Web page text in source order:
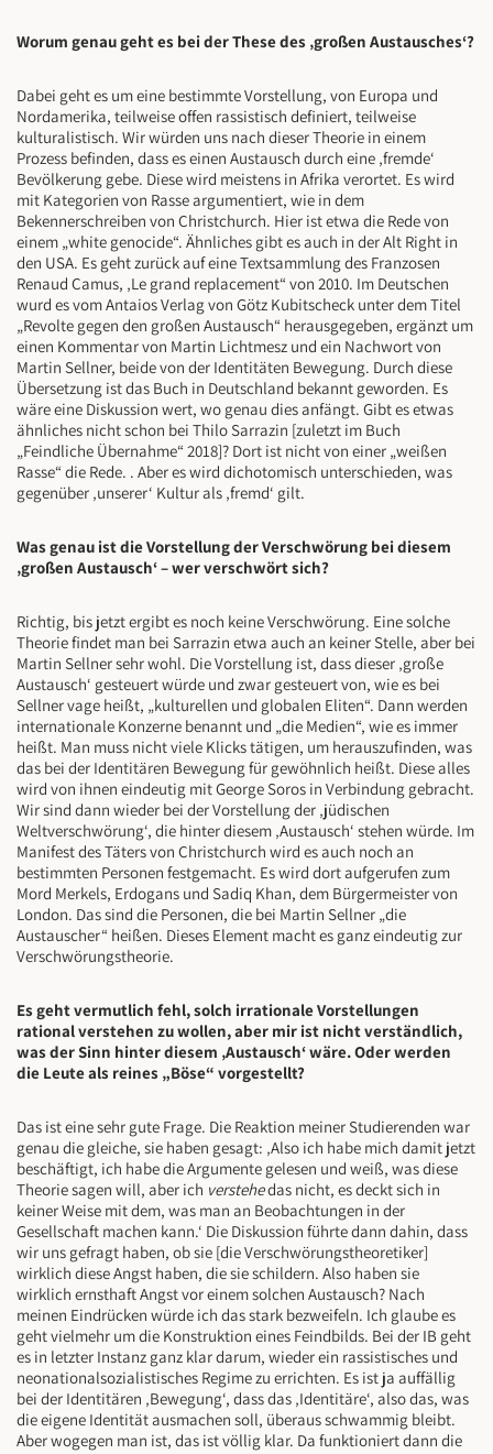
Worum genau geht es bei der These des ‚großen Austausches‘?
Dabei geht es um eine bestimmte Vorstellung, von Europa und
Nordamerika, teilweise offen rassistisch definiert, teilweise
kulturalistisch. Wir würden uns nach dieser Theorie in einem
Prozess befinden, dass es einen Austausch durch eine ‚fremde‘
Bevölkerung gebe. Diese wird meistens in Afrika verortet. Es wird
mit Kategorien von Rasse argumentiert, wie in dem
Bekennerschreiben von Christchurch. Hier ist etwa die Rede von
einem „white genocide“. Ähnliches gibt es auch in der Alt Right in
den USA. Es geht zurück auf eine Textsammlung des Franzosen
Renaud Camus, ‚Le grand replacement“ von 2010. Im Deutschen
wurd es vom Antaios Verlag von Götz Kubitscheck unter dem Titel
„Revolte gegen den großen Austausch“ herausgegeben, ergänzt um
einen Kommentar von Martin Lichtmesz und ein Nachwort von
Martin Sellner, beide von der Identitäten Bewegung. Durch diese
Übersetzung ist das Buch in Deutschland bekannt geworden. Es
wäre eine Diskussion wert, wo genau dies anfängt. Gibt es etwas
ähnliches nicht schon bei Thilo Sarrazin [zuletzt im Buch
„Feindliche Übernahme“ 2018]? Dort ist nicht von einer „weißen
Rasse“ die Rede. . Aber es wird dichotomisch unterschieden, was
gegenüber ‚unserer‘ Kultur als ‚fremd‘ gilt.
Was genau ist die Vorstellung der Verschwörung bei diesem
‚großen Austausch‘ – wer verschwört sich?
Richtig, bis jetzt ergibt es noch keine Verschwörung. Eine solche
Theorie findet man bei Sarrazin etwa auch an keiner Stelle, aber bei
Martin Sellner sehr wohl. Die Vorstellung ist, dass dieser ‚große
Austausch‘ gesteuert würde und zwar gesteuert von, wie es bei
Sellner vage heißt, „kulturellen und globalen Eliten“. Dann werden
internationale Konzerne benannt und „die Medien“, wie es immer
heißt. Man muss nicht viele Klicks tätigen, um herauszufinden, was
das bei der Identitären Bewegung für gewöhnlich heißt. Diese alles
wird von ihnen eindeutig mit George Soros in Verbindung gebracht.
Wir sind dann wieder bei der Vorstellung der ‚jüdischen
Weltverschwörung‘, die hinter diesem ‚Austausch‘ stehen würde. Im
Manifest des Täters von Christchurch wird es auch noch an
bestimmten Personen festgemacht. Es wird dort aufgerufen zum
Mord Merkels, Erdogans und Sadiq Khan, dem Bürgermeister von
London. Das sind die Personen, die bei Martin Sellner „die
Austauscher“ heißen. Dieses Element macht es ganz eindeutig zur
Verschwörungstheorie.
Es geht vermutlich fehl, solch irrationale Vorstellungen
rational verstehen zu wollen, aber mir ist nicht verständlich,
was der Sinn hinter diesem ‚Austausch‘ wäre. Oder werden
die Leute als reines „Böse“ vorgestellt?
Das ist eine sehr gute Frage. Die Reaktion meiner Studierenden war
genau die gleiche, sie haben gesagt: ‚Also ich habe mich damit jetzt
beschäftigt, ich habe die Argumente gelesen und weiß, was diese
Theorie sagen will, aber ich verstehedas nicht, es deckt sich in
keiner Weise mit dem, was man an Beobachtungen in der
Gesellschaft machen kann.‘ Die Diskussion führte dann dahin, dass
wir uns gefragt haben, ob sie [die Verschwörungstheoretiker]
wirklich diese Angst haben, die sie schildern. Also haben sie
wirklich ernsthaft Angst vor einem solchen Austausch? Nach
meinen Eindrücken würde ich das stark bezweifeln. Ich glaube es
geht vielmehr um die Konstruktion eines Feindbilds. Bei der IB geht
es in letzter Instanz ganz klar darum, wieder ein rassistisches und
neonationalsozialistisches Regime zu errichten. Es ist ja auffällig
bei der Identitären ‚Bewegung‘, dass das ‚Identitäre‘, also das, was
die eigene Identität ausmachen soll, überaus schwammig bleibt.
Aber wogegen man ist, das ist völlig klar. Da funktioniert dann die